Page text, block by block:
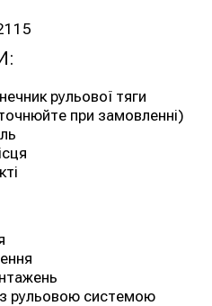
рульової тяги
при замовленні)
рульовою системою